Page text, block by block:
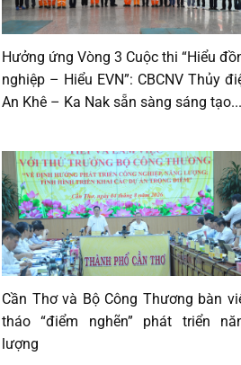
Hưởng ứng Vòng 3 Cuộc thi “Hiểu
nghiệp – Hiểu EVN”: CBCNV Thủy
An Khê – Ka Nak sẵn sàng sáng tạo...
Cần Thơ và Bộ Công Thương bàn
tháo “điểm nghẽn” phát triển
lượng